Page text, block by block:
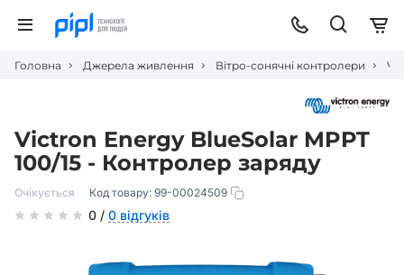
Головна Джерела живлення Вітро-сонячні контролери
Victron Energy BlueSolar MPPT
100/15 - Контролер заряду
Очікується Код товару: 99-00024509
0 / 0 відгуків